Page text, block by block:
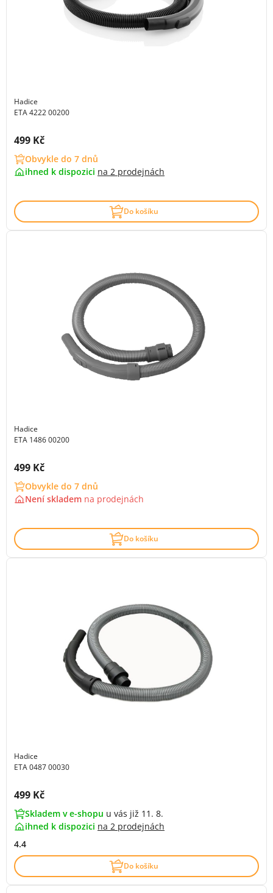
Hadice
ETA 4222 00200
Cena s DPH:
499 Kč
Obvykle do 7 dnů
ihned k dispozici na 2 prodejnách
Do košíku
Hadice
ETA 1486 00200
Cena s DPH:
499 Kč
Obvykle do 7 dnů
Není skladem na prodejnách
Do košíku
Hadice
ETA 0487 00030
Cena s DPH:
499 Kč
Skladem v e-shopu u vás již 11. 8.
ihned k dispozici na 2 prodejnách
4.4
Do košíku